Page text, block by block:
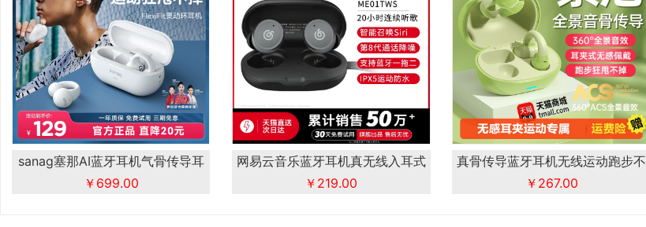
sanag塞那AI蓝牙耳机气骨传导耳
￥699.00
网易云音乐蓝牙耳机真无线入耳式
运动降
￥219.00
真骨传导蓝牙耳机无线运动跑步不
入耳夹
￥267.00